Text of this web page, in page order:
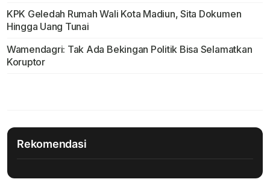
KPK Geledah Rumah Wali Kota Madiun, Sita Dokumen
Hingga Uang Tunai
Wamendagri: Tak Ada Bekingan Politik Bisa Selamatkan
Koruptor
Rekomendasi